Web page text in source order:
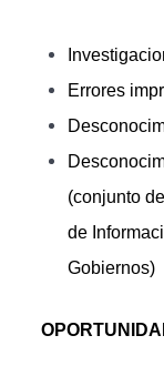
Errores
(conjunto
de
Gobiernos)